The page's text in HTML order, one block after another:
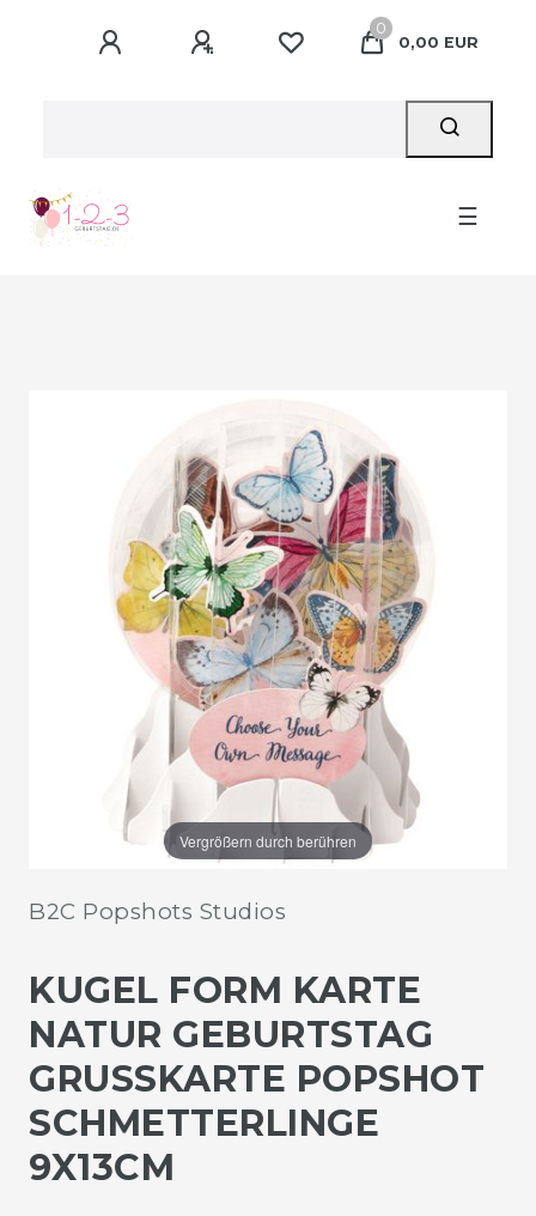
0
0,00 EUR
☰
Vergrößern durch berühren
B2C Popshots Studios
KUGEL FORM KARTE
NATUR GEBURTSTAG
GRUSSKARTE POPSHOT S
CHMETTERLINGE 9
X13CM